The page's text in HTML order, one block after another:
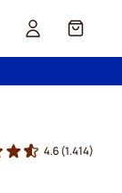
Cart
4.6(1.414)